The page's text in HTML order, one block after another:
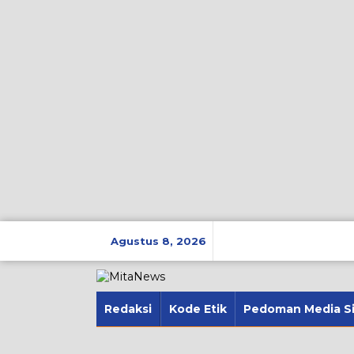
Agustus 8, 2026
Redaksi Kode Etik Pedoman Media